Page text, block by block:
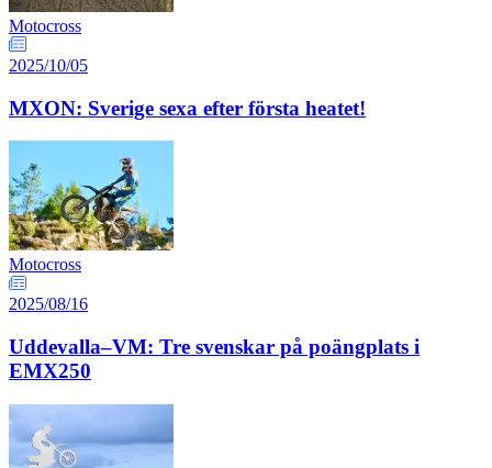
Motocross
2025/10/05
MXON: Sverige sexa efter första heatet!
Motocross
2025/08/16
Uddevalla–VM: Tre svenskar på poängplats i
EMX250